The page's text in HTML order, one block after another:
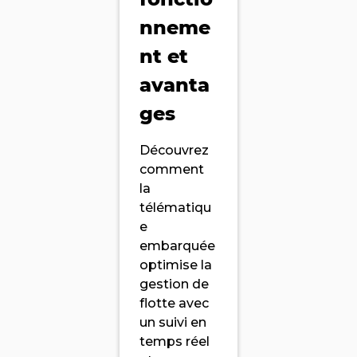
nneme
nt et
avanta
ges
Découvrez
comment
la
télématiqu
e
embarquée
optimise la
gestion de
flotte avec
un suivi en
temps réel